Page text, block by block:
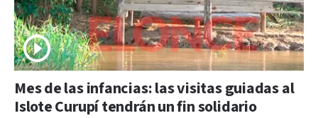
Mes de las infancias: las visitas guiadas al
Islote Curupí tendrán un fin solidario